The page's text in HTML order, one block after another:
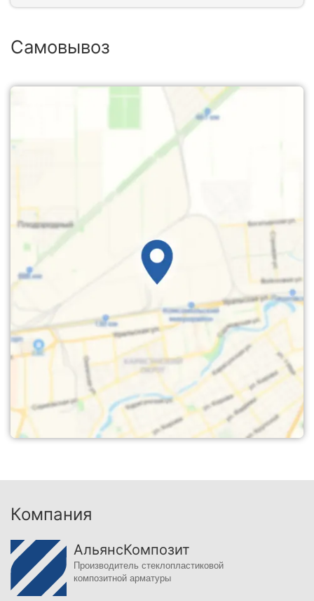
Самовывоз
Компания
АльянсКомпозит
Производитель стеклопластиковой
композитной арматуры